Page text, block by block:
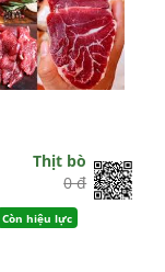
Thịt bò
0 đ
Còn hiệu lực